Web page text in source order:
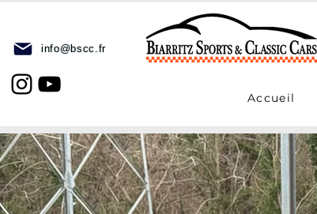
info@bscc.fr
Accueil